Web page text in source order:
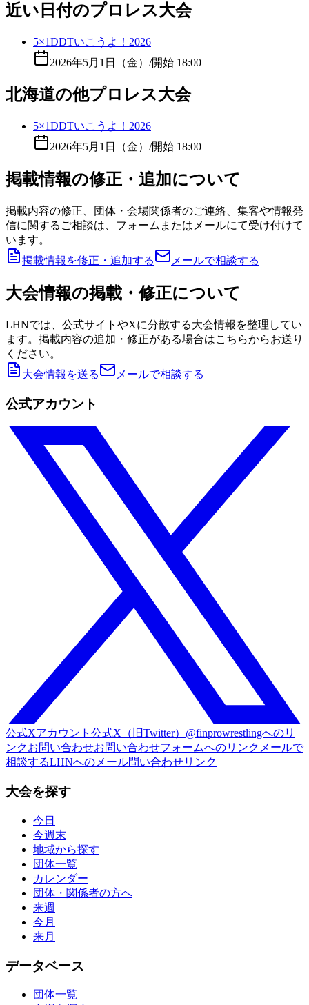
近い日付のプロレス大会
5×1DDTいこうよ！2026
2026年5月1日（金） /開始 18:00
北海道の他プロレス大会
5×1DDTいこうよ！2026
2026年5月1日（金） /開始 18:00
掲載情報の修正・追加について
掲載内容の修正、団体・会場関係者のご連絡、集客や情報発
信に関するご相談は、フォームまたはメールにて受け付けて
います。
掲載情報を修正・追加する
メールで相談する
大会情報の掲載・修正について
LHNでは、公式サイトやXに分散する大会情報を整理してい
ます。掲載内容の追加・修正がある場合はこちらからお送り
ください。
大会情報を送る
メールで相談する
公式アカウント
公式Xアカウント 公式X（旧Twitter）@finprowrestlingへのリ
ンクお問い合わせお問い合わせフォームへのリンク メールで
相談するLHNへのメール問い合わせリンク
大会を探す
今日
今週末
地域から探す
団体一覧
カレンダー
団体・関係者の方へ
来週
今月
来月
データベース
団体一覧